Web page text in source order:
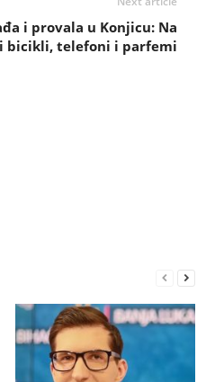
i provala u Konjicu: Na
bicikli, telefoni i parfemi